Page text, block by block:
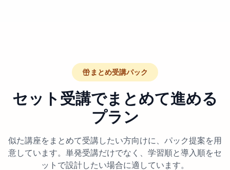
まとめ受講パック
セット受講でまとめて進める
プラン
似た講座をまとめて受講したい方向けに、パック提案を用
意しています。単発受講だけでなく、学習順と導入順をセ
ットで設計したい場合に適しています。